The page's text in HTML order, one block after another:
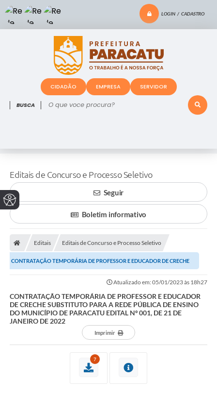
LOGIN / CADASTRO
O que voce procura?
CIDADÃO EMPRESA SERVIDOR
Editais de Concurso e Processo Seletivo
Seguir
Boletim informativo
Editais Editais de Concurso e Processo Seletivo
CONTRATAÇÃO TEMPORÁRIA DE PROFESSOR E EDUCADOR DE CRECHE
SUBSTITUTO PARA A REDE PÚBLICA DE ENSINO DO...
Atualizado em: 05/01/2023 às 18h27
CONTRATAÇÃO TEMPORÁRIA DE PROFESSOR E EDUCADOR
DE CRECHE SUBSTITUTO PARA A REDE PÚBLICA DE ENSINO
DO MUNICÍPIO DE PARACATU EDITAL Nº 001, DE 21 DE
JANEIRO DE 2022
Imprimir
7